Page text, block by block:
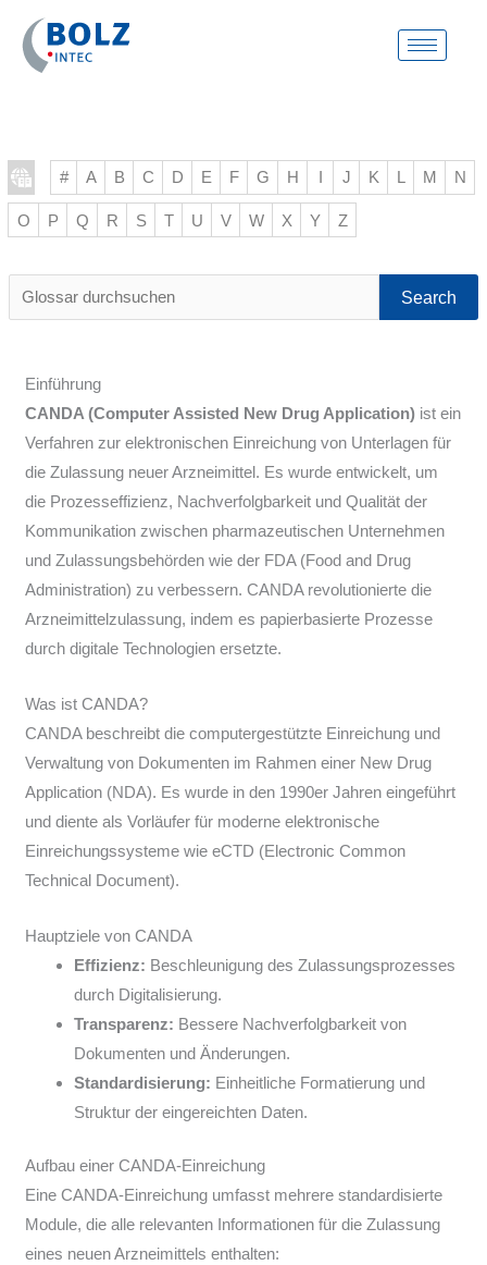
Inhalt
springen
# A B C D E F G H I J K L M N
O P Q R S T U V W X Y Z
Glossar
durchsuchen
Einführung
CANDA (Computer Assisted New Drug Application) ist ein
Verfahren zur elektronischen Einreichung von Unterlagen für
die Zulassung neuer Arzneimittel. Es wurde entwickelt, um
die Prozesseffizienz, Nachverfolgbarkeit und Qualität der
Kommunikation zwischen pharmazeutischen Unternehmen
und Zulassungsbehörden wie der FDA (Food and Drug
Administration) zu verbessern. CANDA revolutionierte die
Arzneimittelzulassung, indem es papierbasierte Prozesse
durch digitale Technologien ersetzte.
Was ist CANDA?
CANDA beschreibt die computergestützte Einreichung und
Verwaltung von Dokumenten im Rahmen einer New Drug
Application (NDA). Es wurde in den 1990er Jahren eingeführt
und diente als Vorläufer für moderne elektronische
Einreichungssysteme wie eCTD (Electronic Common
Technical Document).
Hauptziele von CANDA
Effizienz: Beschleunigung des Zulassungsprozesses
durch Digitalisierung.
Transparenz: Bessere Nachverfolgbarkeit von
Dokumenten und Änderungen.
Standardisierung: Einheitliche Formatierung und
Struktur der eingereichten Daten.
Aufbau einer CANDA-Einreichung
Eine CANDA-Einreichung umfasst mehrere standardisierte
Module, die alle relevanten Informationen für die Zulassung
eines neuen Arzneimittels enthalten: